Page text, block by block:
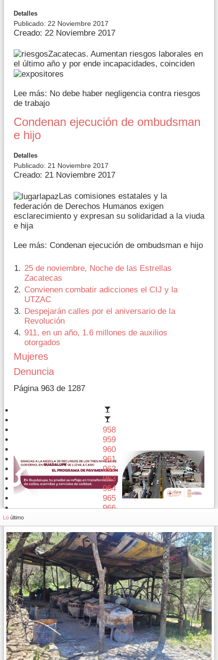
Detalles
Publicado: 22 Noviembre 2017
Creado: 22 Noviembre 2017
Zacatecas. Aumentan riesgos laborales en
el último año y por ende incapacidades, coinciden
Lee más: No debe haber negligencia contra riesgos
de trabajo
Condenan ejecución de ombudsman
e hijo
Detalles
Publicado: 21 Noviembre 2017
Creado: 21 Noviembre 2017
Las comisiones estatales y la
federación de Derechos Humanos exigen
esclarecimiento y expresan su solidaridad a la viuda
e hija
Lee más: Condenan ejecución de ombudsman e hijo
25 de noviembre, Noche de las Estrellas
Zacatecas
Convienen combatir adicciones el CIJ y la
UTZAC
Despejarán calles por el aniversario de la
Revolución
911, en un año, 1.6 millones de auxilios
otorgados
Mujeres
Denuncia
Página 963 de 1287
958
959
960
961
962
963
964
965
966
Lo último